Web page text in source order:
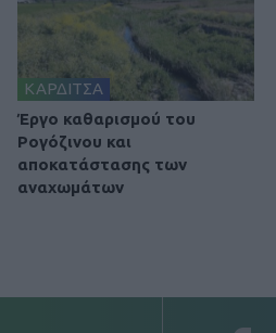
ΚΑΡΔΙΤΣΑ
Έργο καθαρισμού του
Ρογόζινου και
αποκατάστασης των
αναχωμάτων